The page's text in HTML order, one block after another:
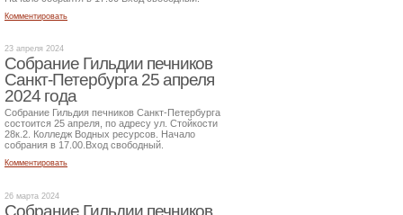
Комментировать
23 апреля 2024
Собрание Гильдии печников
Санкт-Петербурга 25 апреля
2024 года
Собрание Гильдия печников Санкт-Петербурга
состоится 25 апреля, по адресу ул. Стойкости
28к.2. Колледж Водных ресурсов. Начало
собрания в 17.00.Вход свободный.
Комментировать
26 марта 2024
Собрание Гильдии печников